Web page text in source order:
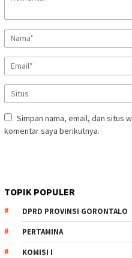
Simpan nama, email, dan situs
komentar saya berikutnya.
TOPIK POPULER
DPRD PROVINSI GORONTALO
PERTAMINA
KOMISI I